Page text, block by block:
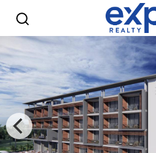
Apartamento en El Cortecito,